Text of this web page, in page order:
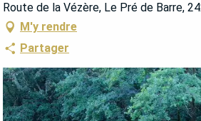
Route de la Vézère, Le Pré de Barre,
M'y rendre
Partager